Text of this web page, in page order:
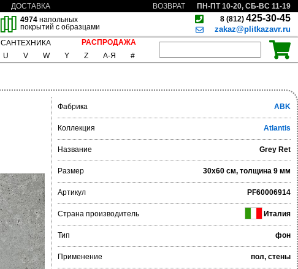
ДОСТАВКА ВОЗВРАТ
ПН-ПТ 10-20, СБ-ВС 11-19
4974напольных
покрытий с образцами
8 (812) 425-30-45
zakaz@plitkazavr.ru
САНТЕХНИКА
РАСПРОДАЖА
U V W Y Z А-Я #
Фабрика ABK
Коллекция Atlantis
Название Grey Ret
Размер 30x60 см, толщина 9 мм
Артикул PF60006914
Страна производитель Италия
Тип фон
Применение пол, стены